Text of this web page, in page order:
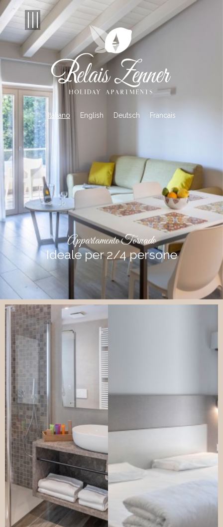
Appartamento Tornado
Ideale per 2/4 persone
Italiano English Deutsch Francais